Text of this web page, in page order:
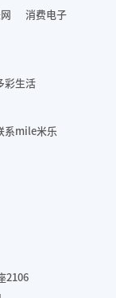
消费电子
彩生活
系mile米乐
2106